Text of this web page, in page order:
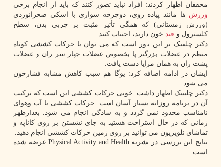
محققان اظهار کردند: افراد نباید تصور کنند که باید از انجام برخی
ورزش ها مانند پیاده روی، دوچرخه سواری یا اسکی صحرانوردی
(ورزش زمستانی) که همگی تأثیر مثبت بر چربی بدن، سطح
کلسترول و قند خون دارند، اجتناب کنند.
دکتر چلیبیک بر این باور است که می توان با حرکات کششی کوتاه
منظم در عضلات بزرگتر پا بخصوص عضلات چهار سر ران و عضلات
پشت ران به همان مزایا دست یافت.
ایشان در ادامه اضافه کرد: یوگا هم سبب کاهش مشابه فشارخون
می شود.
دکتر چلیبیک اظهار داشت: خوبی حرکات کششی این است که ترکیب
آن در برنامه روزانه بسیار آسان است. حرکات کششی با آب وهوای
نامناسب محدود نمی گردد و به سادگی انجام می شود. بعدازظهر
زمانی که در حال استراحت هستید به جای نشستن بر روی کاناپه و
تماشای تلویزیون می توانید بر روی زمین حرکات کششی انجام دهید.
نتایج این بررسی در نشریه Physical Activity and Health عرضه شده
است.